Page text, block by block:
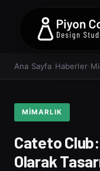
Ana Sayfa Haberler›
MIMARLIK
Cateto Club:
Olarak